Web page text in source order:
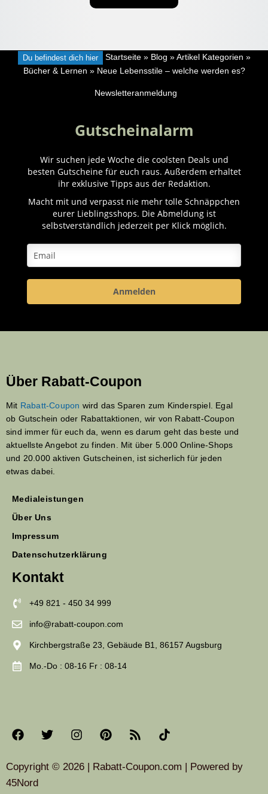
Du befindest dich hier Startseite» Blog » Artikel Kategorien »
Bücher & Lernen » Neue Lebensstile – welche werden es?
Newsletteranmeldung
Gutscheinalarm
Wir suchen jede Woche die coolsten Deals und
besten Gutscheine für euch raus. Außerdem erhaltet
ihr exklusive Tipps aus der Redaktion.
Macht mit und verpasst nie mehr tolle Schnäppchen
eurer Lieblingsshops. Die Abmeldung ist
selbstverständlich jederzeit per Klick möglich.
Anmelden
Über Rabatt-Coupon
Mit Rabatt-Coupon wird das Sparen zum Kinderspiel. Egal
ob Gutschein oder Rabattaktionen, wir von Rabatt-Coupon
sind immer für euch da, wenn es darum geht das beste und
aktuellste Angebot zu finden. Mit über 5.000 Online-Shops
und 20.000 aktiven Gutscheinen, ist sicherlich für jeden
etwas dabei.
Medialeistungen
Über Uns
Impressum
Datenschutzerklärung
Kontakt
+49 821 - 450 34 999
info@rabatt-coupon.com
Kirchbergstraße 23, Gebäude B1, 86157 Augsburg
Mo.-Do : 08-16 Fr : 08-14
Copyright © 2026 | Rabatt-Coupon.com | Powered by
45Nord